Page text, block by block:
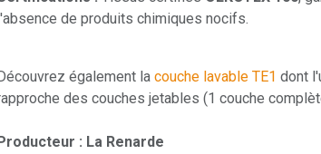
de produits chimiques nocifs.
également la couche lavable TE1 dont
des couches jetables (1 couche
: La Renarde